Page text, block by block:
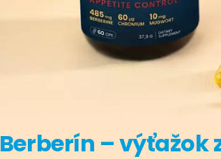
Berberín – výťažok